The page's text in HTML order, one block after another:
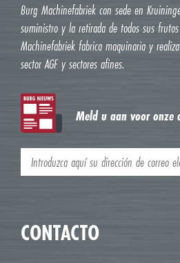
Burg Machinefabriek con sede en
suministro y la retirada de todos sus
Machinefabriek fabrica maquinaria y
sector AGF y sectores afines.
Meld u aan voor onze
CONTACTO